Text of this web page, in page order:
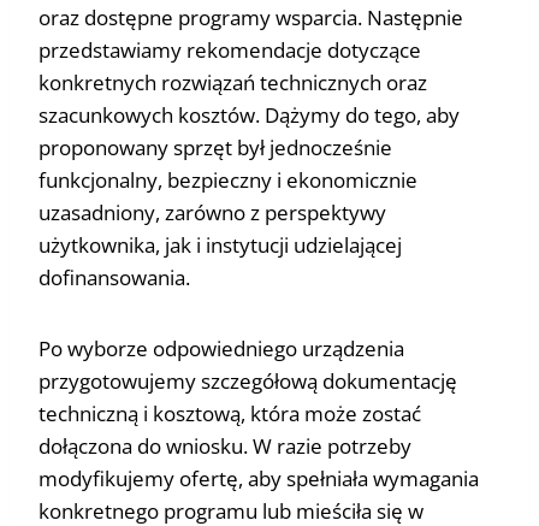
oraz dostępne programy wsparcia. Następnie
przedstawiamy rekomendacje dotyczące
konkretnych rozwiązań technicznych oraz
szacunkowych kosztów. Dążymy do tego, aby
proponowany sprzęt był jednocześnie
funkcjonalny, bezpieczny i ekonomicznie
uzasadniony, zarówno z perspektywy
użytkownika, jak i instytucji udzielającej
dofinansowania.
Po wyborze odpowiedniego urządzenia
przygotowujemy szczegółową dokumentację
techniczną i kosztową, która może zostać
dołączona do wniosku. W razie potrzeby
modyfikujemy ofertę, aby spełniała wymagania
konkretnego programu lub mieściła się w